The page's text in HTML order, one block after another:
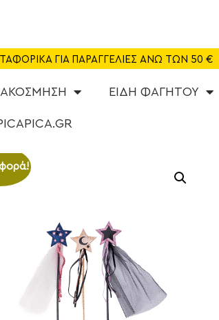
ΓΙΑ ΠΑΡΑΓΓΕΛΙΕΣ ΑΝΩ ΤΩΝ 50 €
ΕΙΔΗ ΦΑΓΗΤΟΥ